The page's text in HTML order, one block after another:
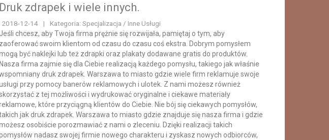
Druk zdrapek i wiele innych.
2018-12-14 |
Kategoria: Specjalizacja / Inne Usługi
Jeśli chcesz, aby Twoja firma prężnie się rozwijała, pamiętaj o tym, aby
zaoferować swoim klientom od czasu do czasu coś ekstra. Dobrym pomysłem
być naklejki lub też zdrapki oraz plakaty dodawane gratis do produktów.
Nasza firma zajmie się dla Ciebie realizacją każdego pomysłu, takiego jak właśnie
druk zdrapek. Warszawa to miasto gdzie wiele firm reklamuje swoje
przy pomocy banerów reklamowych i ulotek. Z nami możesz również
z tej możliwości i wydrukować oryginalne i ciekawe materiały
które przyciągną klientów do Ciebie. Nie bój się ciekawych pomysłów,
jak druk zdrapek. Warszawa to miasto gdzie znajduje się nasza firma i gdzie
osobiście porozmawiać z nami o zleceniu. Dzięki realizacji takich
nadasz swojej firmie nowego charakteru i zyskasz nowych odbiorców,